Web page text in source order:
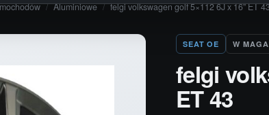
/ Aluminiowe / felgi volkswagen golf 5×112 6J x 16” ET
SEAT OE W
felgi
ET 43